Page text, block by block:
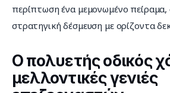
περίπτωση ένα μεμονωμένο πείραμα,
στρατηγική δέσμευση με ορίζοντα
Ο πολυετής οδικός
μελλοντικές γενιές